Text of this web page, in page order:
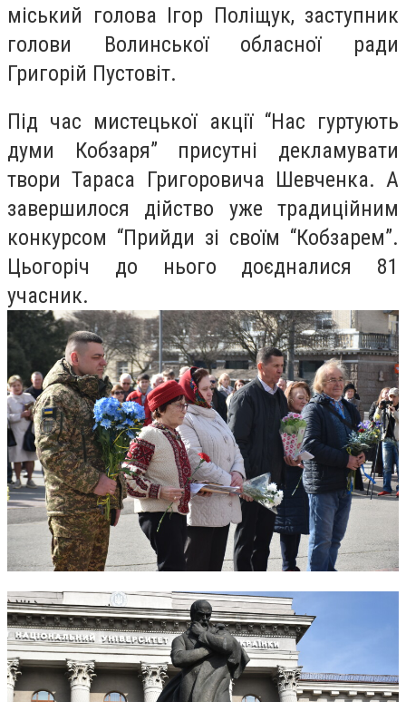
міський голова Ігор Поліщук, заступник
голови Волинської обласної ради
Григорій Пустовіт.
Під час мистецької акції “Нас гуртують
думи Кобзаря” присутні декламувати
твори Тараса Григоровича Шевченка. А
завершилося дійство уже традиційним
конкурсом “Прийди зі своїм “Кобзарем”.
Цьогоріч до нього доєдналися 81
учасник.